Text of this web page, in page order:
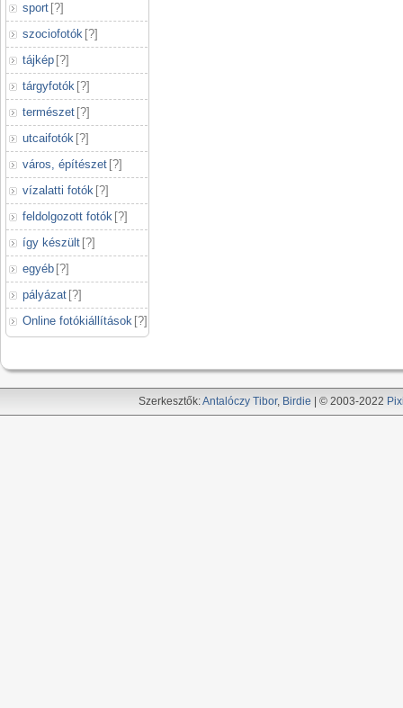
sport [?]
szociofotók [?]
tájkép [?]
tárgyfotók [?]
természet [?]
utcaifotók [?]
város, építészet [?]
vízalatti fotók [?]
feldolgozott fotók [?]
így készült [?]
egyéb [?]
pályázat [?]
Online fotókiállítások [?]
Szerkesztők:Antalóczy Tibor, Birdie | © 2003-2022